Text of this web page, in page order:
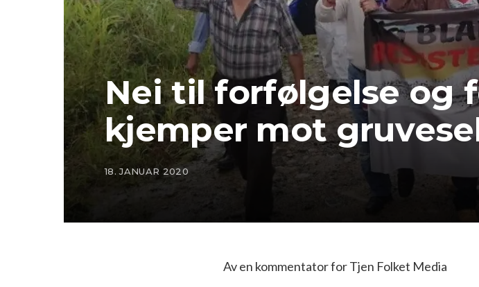
Nei til forfølgelse og
kjemper mot
18. JANUAR 2020
Av en kommentator for Tjen Folket Media